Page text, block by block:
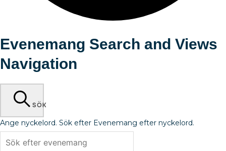
Evenemang Search and Views
Navigation
SÖK
Ange nyckelord. Sök efter Evenemang efter nyckelord.